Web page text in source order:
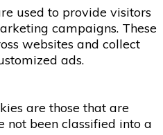
used to provide visitors
campaigns. These
websites and collect
ads.
are those that are
not been classified into a